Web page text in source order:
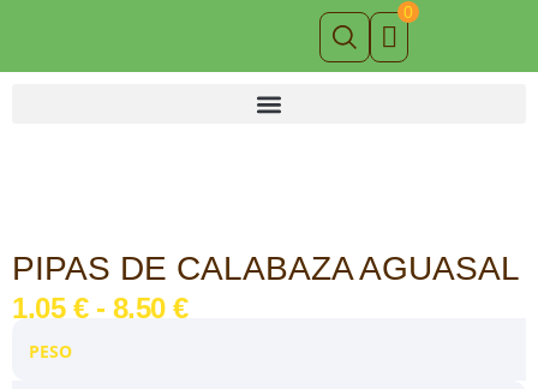
PIPAS DE CALABAZA AGUASAL
1,05 € - 8,50 €
PESO